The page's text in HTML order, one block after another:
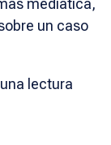
un caso
lectura